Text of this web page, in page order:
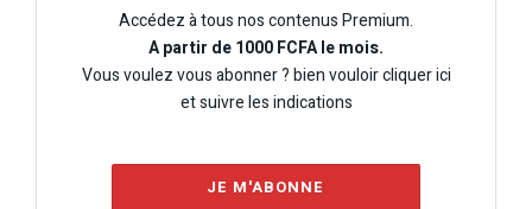
Accédez à tous nos contenus Premium.
A partir de 1000 FCFA le mois.
Vous voulez vous abonner ? bien vouloir cliquer ici
et suivre les indications
JE M'ABONNE